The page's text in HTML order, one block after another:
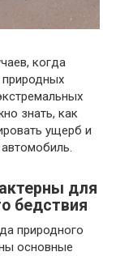
когда
знать, как
ущерб и
для
бедствия
природного
основные